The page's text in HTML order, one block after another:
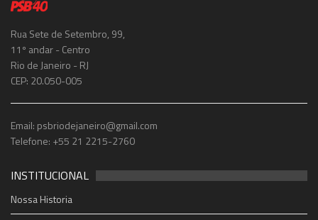
Rua Sete de Setembro, 99,
11º andar - Centro
Rio de Janeiro - RJ
CEP: 20.050-005
Email: psbriodejaneiro@gmail.com
Telefone: +55 21 2215-2760
INSTITUCIONAL
Nossa Historia